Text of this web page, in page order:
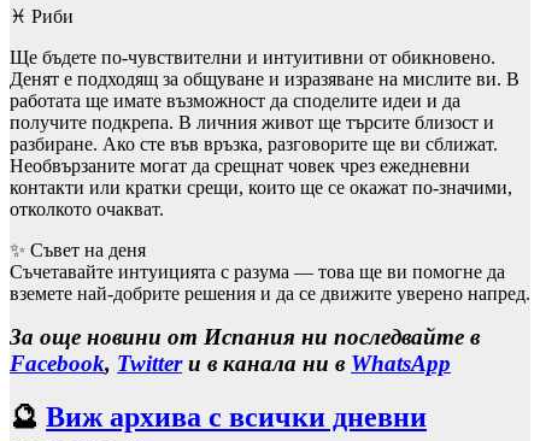
♓ Риби
Ще бъдете по-чувствителни и интуитивни от обикновено.
Денят е подходящ за общуване и изразяване на мислите ви. В
работата ще имате възможност да споделите идеи и да
получите подкрепа. В личния живот ще търсите близост и
разбиране. Ако сте във връзка, разговорите ще ви сближат.
Необвързаните могат да срещнат човек чрез ежедневни
контакти или кратки срещи, които ще се окажат по-значими,
отколкото очакват.
✨ Съвет на деня
Съчетавайте интуицията с разума — това ще ви помогне да
вземете най-добрите решения и да се движите уверено напред.
За още новини от Испания ни последвайте в
Facebook, Twitterи в канала ни в WhatsApp
🔮 Виж архива с всички дневни